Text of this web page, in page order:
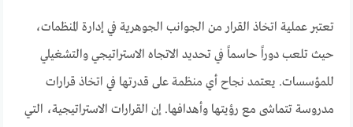
تعتبر عملية اتخاذ القرار من الجوانب الجوهرية في إدارة المنظمات،
حيث تلعب دوراً حاسماً في تحديد الاتجاه الاستراتيجي والتشغيلي
للمؤسسات. يعتمد نجاح أي منظمة على قدرتها في اتخاذ قرارات
مدروسة تتماشى مع رؤيتها وأهدافها. إن القرارات الاستراتيجية، التي